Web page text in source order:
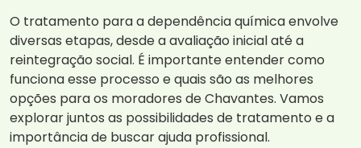
O tratamento para a dependência química envolve
diversas etapas, desde a avaliação inicial até a
reintegração social. É importante entender como
funciona esse processo e quais são as melhores
opções para os moradores de Chavantes. Vamos
explorar juntos as possibilidades de tratamento e a
importância de buscar ajuda profissional.